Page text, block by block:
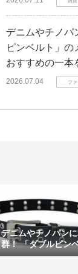
デニムやチノパ
ピンベルト」の
おすすめの一本
2026.07.04 フ
デニムやチノパン
群！ 「ダブルピン
メリットと、長く